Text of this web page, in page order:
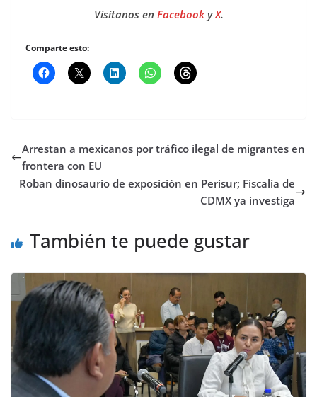
Visítanos en FacebookyX.
Comparte esto:
Arrestan a mexicanos por tráfico ilegal de migrantes en
frontera con EU
Roban dinosaurio de exposición en Perisur; Fiscalía de
CDMX ya investiga
También te puede gustar